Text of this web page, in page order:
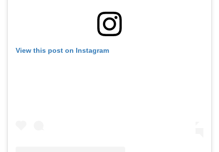
View this post on Instagram